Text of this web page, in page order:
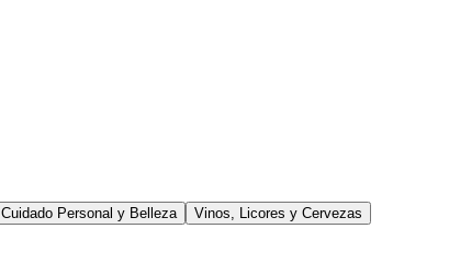
Cuidado Personal y Belleza
Vinos, Licores y Cervezas